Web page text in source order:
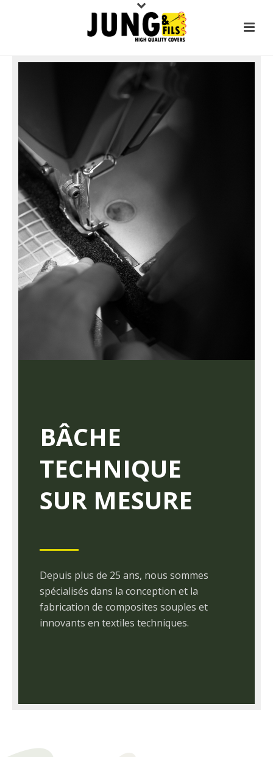
BÂCHE
TECHNIQUE
SUR MESURE
Depuis plus de 25 ans, nous sommes
spécialisés dans la conception et la
fabrication de composites souples et
innovants en textiles techniques.